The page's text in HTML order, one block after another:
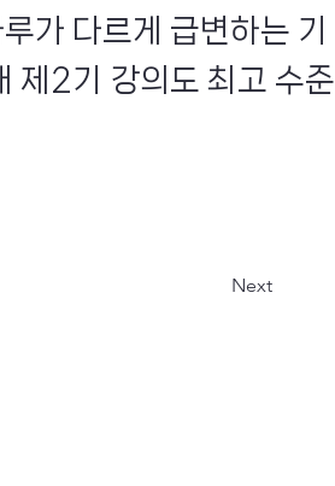
가 다르게 급변하는 기
제2기 강의도 최고 수준
Next